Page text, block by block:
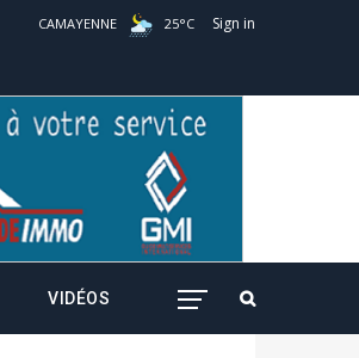
CAMAYENNE 25°C Sign in
VIDÉOS